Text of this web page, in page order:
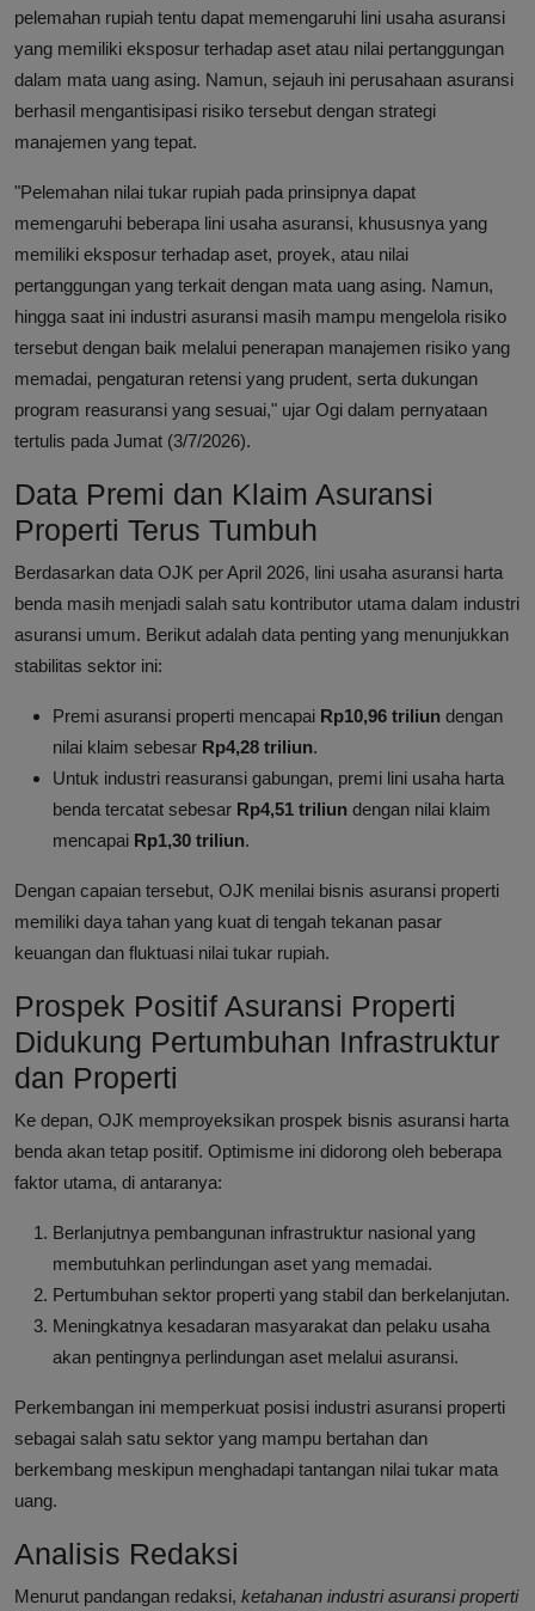
pelemahan rupiah tentu dapat memengaruhi lini usaha asuransi
yang memiliki eksposur terhadap aset atau nilai pertanggungan
dalam mata uang asing. Namun, sejauh ini perusahaan asuransi
berhasil mengantisipasi risiko tersebut dengan strategi
manajemen yang tepat.
"Pelemahan nilai tukar rupiah pada prinsipnya dapat
memengaruhi beberapa lini usaha asuransi, khususnya yang
memiliki eksposur terhadap aset, proyek, atau nilai
pertanggungan yang terkait dengan mata uang asing. Namun,
hingga saat ini industri asuransi masih mampu mengelola risiko
tersebut dengan baik melalui penerapan manajemen risiko yang
memadai, pengaturan retensi yang prudent, serta dukungan
program reasuransi yang sesuai," ujar Ogi dalam pernyataan
tertulis pada Jumat (3/7/2026).
Data Premi dan Klaim Asuransi
Properti Terus Tumbuh
Berdasarkan data OJK per April 2026, lini usaha asuransi harta
benda masih menjadi salah satu kontributor utama dalam industri
asuransi umum. Berikut adalah data penting yang menunjukkan
stabilitas sektor ini:
Premi asuransi properti mencapai Rp10,96 triliun dengan
nilai klaim sebesar Rp4,28 triliun.
Untuk industri reasuransi gabungan, premi lini usaha harta
benda tercatat sebesar Rp4,51 triliun dengan nilai klaim
mencapai Rp1,30 triliun.
Dengan capaian tersebut, OJK menilai bisnis asuransi properti
memiliki daya tahan yang kuat di tengah tekanan pasar
keuangan dan fluktuasi nilai tukar rupiah.
Prospek Positif Asuransi Properti
Didukung Pertumbuhan Infrastruktur
dan Properti
Ke depan, OJK memproyeksikan prospek bisnis asuransi harta
benda akan tetap positif. Optimisme ini didorong oleh beberapa
faktor utama, di antaranya:
Berlanjutnya pembangunan infrastruktur nasional yang
membutuhkan perlindungan aset yang memadai.
Pertumbuhan sektor properti yang stabil dan berkelanjutan.
Meningkatnya kesadaran masyarakat dan pelaku usaha
akan pentingnya perlindungan aset melalui asuransi.
Perkembangan ini memperkuat posisi industri asuransi properti
sebagai salah satu sektor yang mampu bertahan dan
berkembang meskipun menghadapi tantangan nilai tukar mata
uang.
Analisis Redaksi
Menurut pandangan redaksi, ketahanan industri asuransi properti